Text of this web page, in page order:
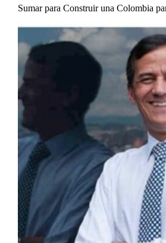
Sumar para Construir una Colombia